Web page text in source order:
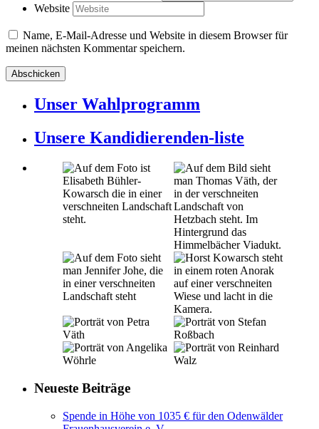
Website
Name, E-Mail-Adresse und Website in diesem Browser für
meinen nächsten Kommentar speichern.
Unser Wahlprogramm
Unsere Kandidierenden-liste
Neueste Beiträge
Spende in Höhe von 1035 € für den Odenwälder